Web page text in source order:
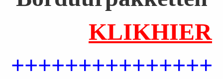
KLIKHIER
+++++++++++++++